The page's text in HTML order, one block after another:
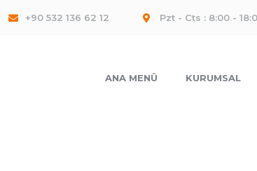
+90 532 136 62 12 Pzt - Cts : 8:00 -
ANA MENÜ KURUMSAL